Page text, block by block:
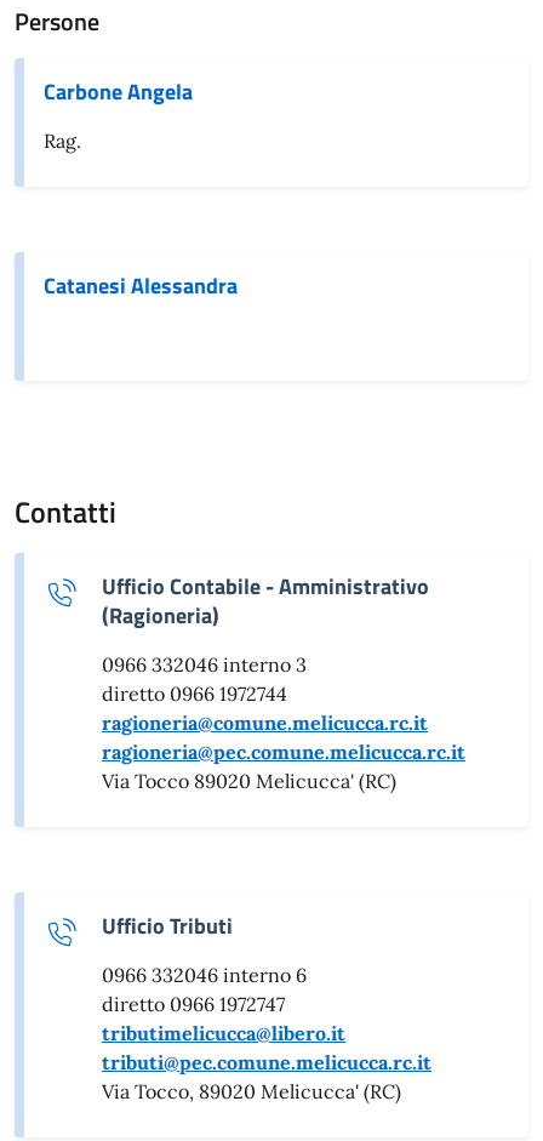
Persone
Carbone Angela
Rag.
Catanesi Alessandra
Contatti
Ufficio Contabile - Amministrativo
(Ragioneria)
0966 332046 interno 3
diretto 0966 1972744
ragioneria@comune.melicucca.rc.it
ragioneria@pec.comune.melicucca.rc.it
Via Tocco 89020 Melicucca' (RC)
Ufficio Tributi
0966 332046 interno 6
diretto 0966 1972747
tributimelicucca@libero.it
tributi@pec.comune.melicucca.rc.it
Via Tocco, 89020 Melicucca' (RC)